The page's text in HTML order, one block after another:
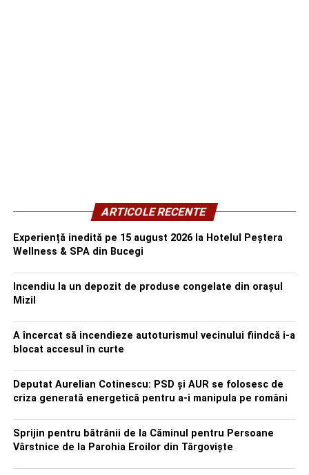
ARTICOLE RECENTE
Experiență inedită pe 15 august 2026 la Hotelul Peștera
Wellness & SPA din Bucegi
Incendiu la un depozit de produse congelate din orașul
Mizil
A încercat să incendieze autoturismul vecinului fiindcă i-a
blocat accesul în curte
Deputat Aurelian Cotinescu: PSD și AUR se folosesc de
criza generată energetică pentru a-i manipula pe români
Sprijin pentru bătrânii de la Căminul pentru Persoane
Vârstnice de la Parohia Eroilor din Târgoviște